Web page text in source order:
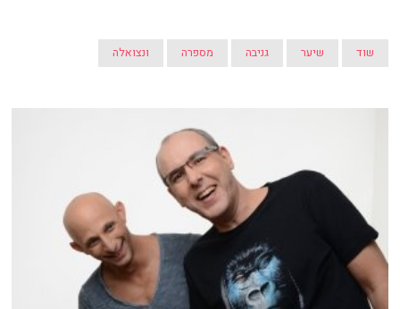
שוד שיער גניבה מספרה ונצואלה